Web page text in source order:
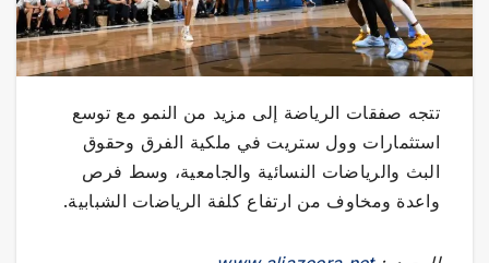
تتجه صفقات الرياضة إلى مزيد من النمو مع توسع
استثمارات وول ستريت في ملكية الفرق وحقوق
البث والرياضات النسائية والجامعية، وسط فرص
واعدة ومخاوف من ارتفاع كلفة الرياضات الشبابية.